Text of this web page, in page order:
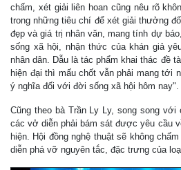
chấm, xét giải liên hoan cũng nêu rõ
trong những tiêu chí để xét giải thưởng
đẹp và giá trị nhân văn, mang tính dự
sống xã hội, nhận thức của khán giả
nhân dân. Dẫu là tác phẩm khai thác đề
hiện đại thì mấu chốt vẫn phải mang tới
ý nghĩa đối với đời sống xã hội hôm nay".
Cũng theo bà Trần Ly Ly, song song
các vở diễn phải bám sát được yêu cầu
hiện. Hội đồng nghệ thuật sẽ không
diễn phá vỡ nguyên tắc, đặc trưng của